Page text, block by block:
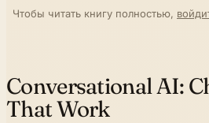
Чтобы читать книгу полностью,
Conversational AI:
That Work